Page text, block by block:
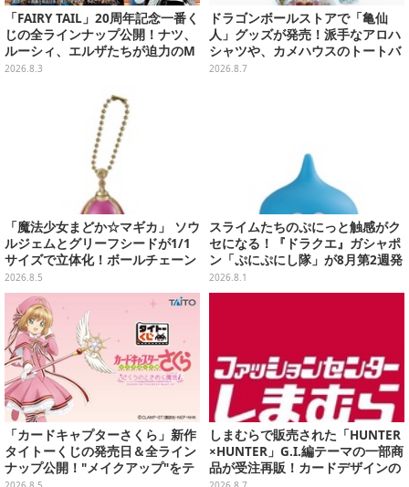
「FAIRY TAIL」20周年記念一番く
じの全ラインナップ公開！ナツ、
ルーシィ、エルザたちが迫力のM
ASTERLISEで初登場
2026.8.3
ドラゴンボールストアで「亀仙
人」グッズが発売！派手なアロハ
シャツや、カメハウスのトートバ
ッグなど夏らしいアイテムがズラ
2026.8.7
「魔法少女まどか☆マギカ」 ソウ
ルジェムとグリーフシードが1/1
サイズで立体化！ボールチェーン
を外せばフィギュアとして飾れる
ガシャポン全6種
2026.8.5
スライムたちのぷにっと触感がク
セになる！『ドラクエ』ガシャポ
ン「ぷにぷにし隊」が8月第2週発
売―全4種ではぐれメタルは固め
2026.8.1
「カードキャプターさくら」新作
タイトーくじの発売日＆全ライン
ナップ公開！"メイクアップ"をテ
しまむらで販売された「HUNTER
×HUNTER」G.I.編テーマの一部商
品が受注再販！カードデザインの